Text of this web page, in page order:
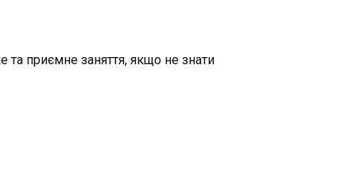
приємне заняття, якщо не знати